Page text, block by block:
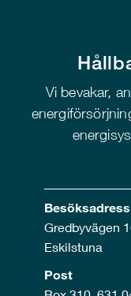
Vi bevakar,
Besöksadress
Gredbyvägen
Eskilstuna
Post